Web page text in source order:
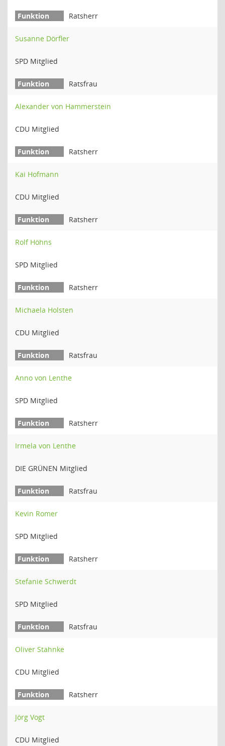
Ratsherr
Susanne Dörfler
SPD Mitglied
Ratsfrau
Alexander von Hammerstein
CDU Mitglied
Ratsherr
Kai Hofmann
CDU Mitglied
Ratsherr
Rolf Höhns
SPD Mitglied
Ratsherr
Michaela Holsten
CDU Mitglied
Ratsfrau
Anno von Lenthe
SPD Mitglied
Ratsherr
Irmela von Lenthe
DIE GRÜNEN Mitglied
Ratsfrau
Kevin Romer
SPD Mitglied
Ratsherr
Stefanie Schwerdt
SPD Mitglied
Ratsfrau
Oliver Stahnke
CDU Mitglied
Ratsherr
Jörg Vogt
CDU Mitglied